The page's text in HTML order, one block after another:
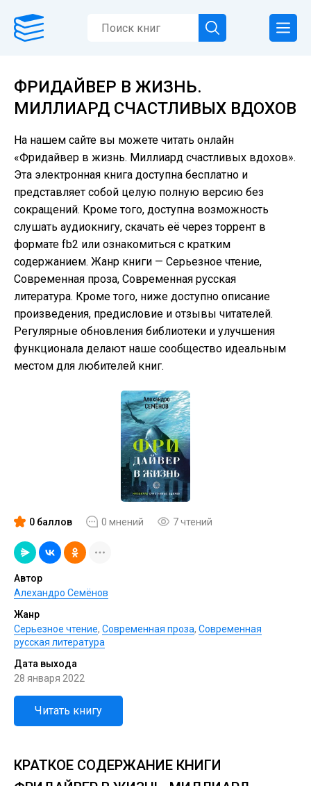
ФРИДАЙВЕР В ЖИЗНЬ.
МИЛЛИАРД СЧАСТЛИВЫХ ВДОХОВ
На нашем сайте вы можете читать онлайн
«Фридайвер в жизнь. Миллиард счастливых вдохов».
Эта электронная книга доступна бесплатно и
представляет собой целую полную версию без
сокращений. Кроме того, доступна возможность
слушать аудиокнигу, скачать её через торрент в
формате fb2 или ознакомиться с кратким
содержанием. Жанр книги — Серьезное чтение,
Современная проза, Современная русская
литература. Кроме того, ниже доступно описание
произведения, предисловие и отзывы читателей.
Регулярные обновления библиотеки и улучшения
функционала делают наше сообщество идеальным
местом для любителей книг.
0 баллов 0 мнений 7 чтений
Автор
Алехандро Семёнов
Жанр
Серьезное чтение, Современная проза, Современная
русская литература
Дата выхода
28 января 2022
Читать книгу
КРАТКОЕ СОДЕРЖАНИЕ КНИГИ